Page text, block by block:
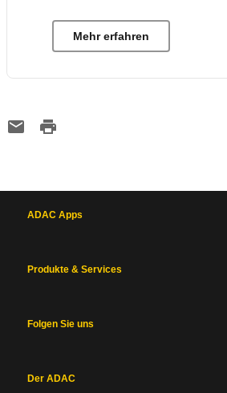
Mehr erfahren
ADAC Apps
Produkte & Services
Folgen Sie uns
Der ADAC